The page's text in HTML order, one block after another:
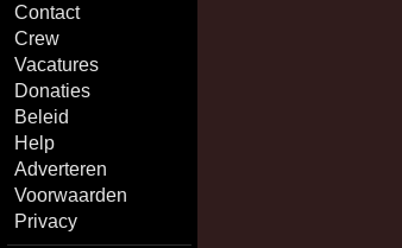
Contact
Crew
Vacatures
Donaties
Beleid
Help
Adverteren
Voorwaarden
Privacy